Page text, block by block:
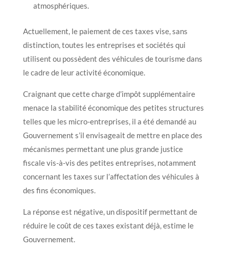
atmosphériques.
Actuellement, le paiement de ces taxes vise, sans
distinction, toutes les entreprises et sociétés qui
utilisent ou possèdent des véhicules de tourisme dans
le cadre de leur activité économique.
Craignant que cette charge d’impôt supplémentaire
menace la stabilité économique des petites structures
telles que les micro-entreprises, il a été demandé au
Gouvernement s’il envisageait de mettre en place des
mécanismes permettant une plus grande justice
fiscale vis-à-vis des petites entreprises, notamment
concernant les taxes sur l’affectation des véhicules à
des fins économiques.
La réponse est négative, un dispositif permettant de
réduire le coût de ces taxes existant déjà, estime le
Gouvernement.